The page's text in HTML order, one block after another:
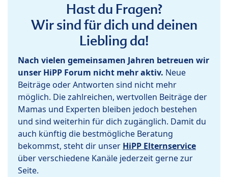
Hast du Fragen?
Wir sind für dich und deinen
Liebling da!
Nach vielen gemeinsamen Jahren betreuen wir
unser HiPP Forum nicht mehr aktiv. Neue
Beiträge oder Antworten sind nicht mehr
möglich. Die zahlreichen, wertvollen Beiträge der
Mamas und Experten bleiben jedoch bestehen
und sind weiterhin für dich zugänglich. Damit du
auch künftig die bestmögliche Beratung
bekommst, steht dir unser HiPP Elternservice
über verschiedene Kanäle jederzeit gerne zur
Seite.